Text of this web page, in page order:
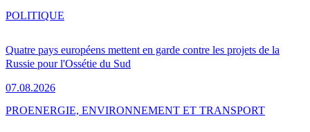
Quatre pays européens mettent en garde contre les projets de la
Russie pour l'Ossétie du Sud
07.08.2026
POLITIQUE
PROENERGIE, ENVIRONNEMENT ET TRANSPORT